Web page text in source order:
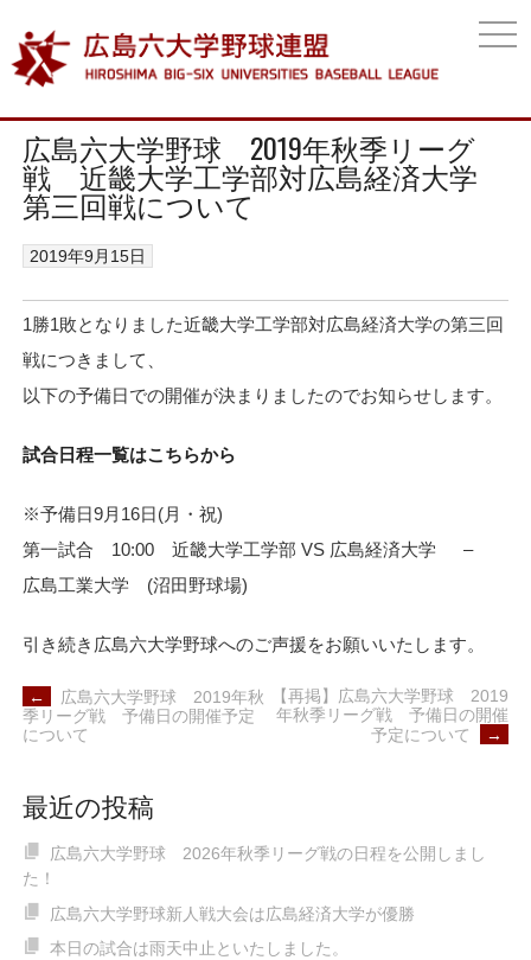
広島六大学野球 2019年秋季リーグ
戦 近畿大学工学部対広島経済大学
第三回戦について
2019年9月15日
1勝1敗となりました近畿大学工学部対広島経済大学の第三回
戦につきまして、
以下の予備日での開催が決まりましたのでお知らせします。
試合日程一覧はこちらから
※予備日9月16日(月・祝)
第一試合 10:00 近畿大学工学部 VS 広島経済大学 –
広島工業大学 (沼田野球場)
引き続き広島六大学野球へのご声援をお願いいたします。
POST
NAVIGATION
←
広島六大学野球 2019年秋
季リーグ戦 予備日の開催予定
について
【再掲】広島六大学野球 2019
年秋季リーグ戦 予備日の開催
予定について
→
最近の投稿
広島六大学野球 2026年秋季リーグ戦の日程を公開しまし
た！
広島六大学野球新人戦大会は広島経済大学が優勝
本日の試合は雨天中止といたしました。